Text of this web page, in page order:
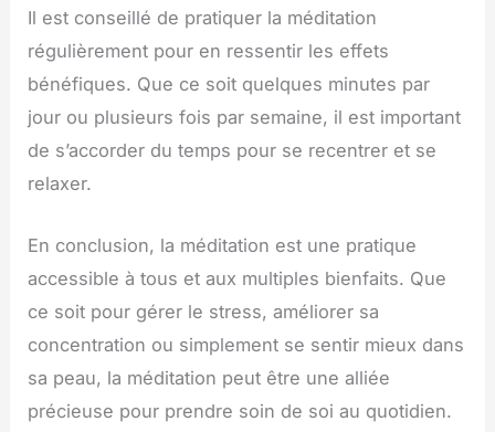
Il est conseillé de pratiquer la méditation
régulièrement pour en ressentir les effets
bénéfiques. Que ce soit quelques minutes par
jour ou plusieurs fois par semaine, il est important
de s’accorder du temps pour se recentrer et se
relaxer.
En conclusion, la méditation est une pratique
accessible à tous et aux multiples bienfaits. Que
ce soit pour gérer le stress, améliorer sa
concentration ou simplement se sentir mieux dans
sa peau, la méditation peut être une alliée
précieuse pour prendre soin de soi au quotidien.